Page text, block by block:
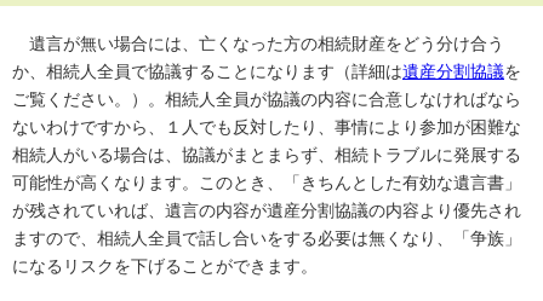
遺言が無い場合には、亡くなった方の相続財産をどう分け合う
か、相続人全員で協議することになります（詳細は遺産分割協議を
ご覧ください。）。相続人全員が協議の内容に合意しなければなら
ないわけですから、１人でも反対したり、事情により参加が困難な
相続人がいる場合は、協議がまとまらず、相続トラブルに発展する
可能性が高くなります。このとき、「きちんとした有効な遺言書」
が残されていれば、遺言の内容が遺産分割協議の内容より優先され
ますので、相続人全員で話し合いをする必要は無くなり、「争族」
になるリスクを下げることができます。